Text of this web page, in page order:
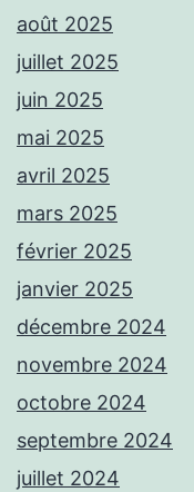
août 2025
juillet 2025
juin 2025
mai 2025
avril 2025
mars 2025
février 2025
janvier 2025
décembre 2024
novembre 2024
octobre 2024
septembre 2024
juillet 2024